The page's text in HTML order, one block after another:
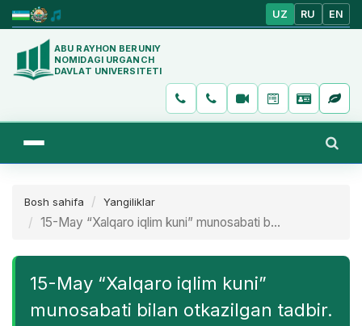
UZ RU EN
ABU RAYHON BERUNIY
NOMIDAGI URGANCH
DAVLAT UNIVERSITETI
Bosh sahifa Yangiliklar
15-May “Xalqaro iqlim kuni” munosabati b...
15-May “Xalqaro iqlim kuni”
munosabati bilan otkazilgan tadbir.